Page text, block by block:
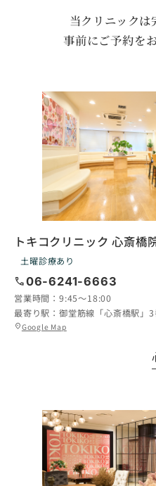
当クリニック
事前にご予約を
トキコクリニック 心斎橋
土曜診療あり
call06-6241-6663
営業時間： 9:45〜18:00
最寄り駅： 御堂筋線「心斎橋駅」
location_onGoogle Map
グ